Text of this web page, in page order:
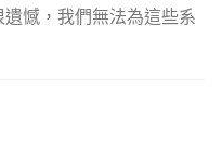
憾，我們無法為這些系